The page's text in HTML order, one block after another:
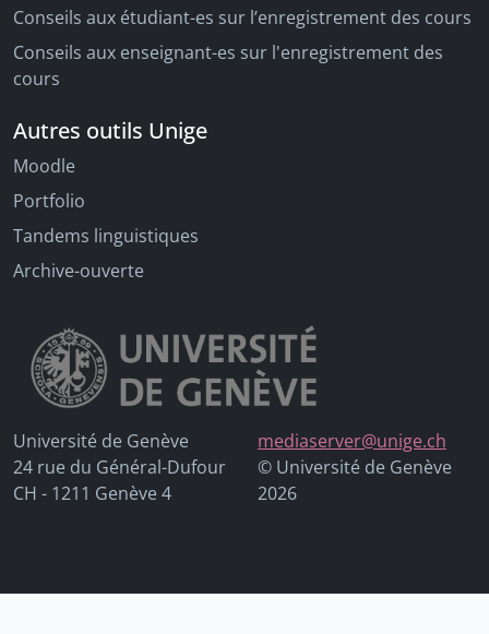
Conseils aux étudiant-es sur l’enregistrement des cours
Conseils aux enseignant-es sur l'enregistrement des
cours
Autres outils Unige
Moodle
Portfolio
Tandems linguistiques
Archive-ouverte
Université de Genève
24 rue du Général-Dufour
CH - 1211 Genève 4
mediaserver@unige.ch
© Université de Genève
2026